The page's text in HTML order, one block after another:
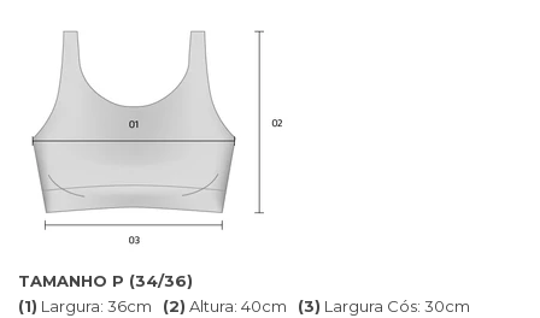
TAMANHO P (34/36)
(1) Largura: 36cm (2) Altura: 40cm (3) Largura Cós: 30cm